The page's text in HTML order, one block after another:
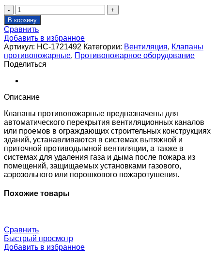
Количество
товара
Клапан
противопожарный
SHUFT
SHFDC-
120-
O-
350_550-
0-
0-
0
В корзину
Сравнить
Добавить в избранное
Артикул: НС-1721492 Категории: Вентиляция, Клапаны
противопожарные, Противопожарное оборудование
Поделиться
Описание
Клапаны противопожарные предназначены для
автоматического перекрытия вентиляционных каналов
или проемов в ограждающих строительных конструкциях
зданий, устанавливаются в системах вытяжной и
приточной противодымной вентиляции, а также в
системах для удаления газа и дыма после пожара из
помещений, защищаемых установками газового,
аэрозольного или порошкового пожаротушения.
Похожие товары
Сравнить
Быстрый просмотр
Добавить в избранное